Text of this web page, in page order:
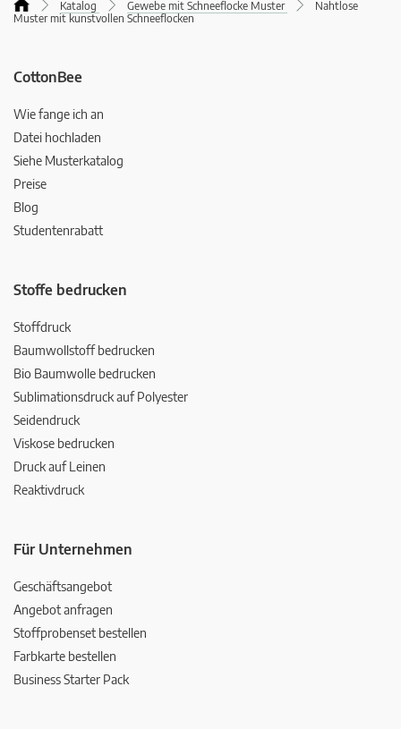
Katalog Gewebe mit Schneeflocke Muster
Nahtlose
Muster mit kunstvollen Schneeflocken
CottonBee
Wie fange ich an
Datei hochladen
Siehe Musterkatalog
Preise
Blog
Studentenrabatt
Stoffe bedrucken
Stoffdruck
Baumwollstoff bedrucken
Bio Baumwolle bedrucken
Sublimationsdruck auf Polyester
Seidendruck
Viskose bedrucken
Druck auf Leinen
Reaktivdruck
Für Unternehmen
Geschäftsangebot
Angebot anfragen
Stoffprobenset bestellen
Farbkarte bestellen
Business Starter Pack